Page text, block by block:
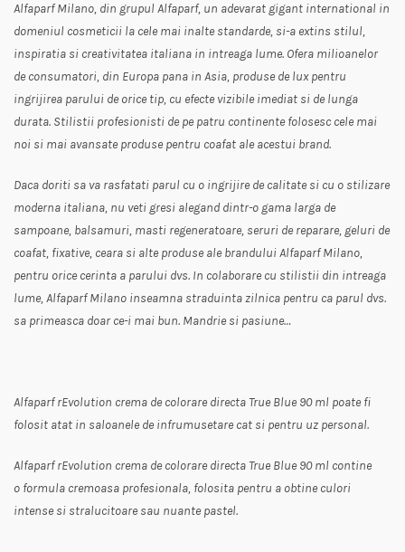
Alfaparf Milano, din grupul Alfaparf, un adevarat gigant international in
domeniul cosmeticii la cele mai inalte standarde, si-a extins stilul,
inspiratia si creativitatea italiana in intreaga lume. Ofera milioanelor
de consumatori, din Europa pana in Asia, produse de lux pentru
ingrijirea parului de orice tip, cu efecte vizibile imediat si de lunga
durata. Stilistii profesionisti de pe patru continente folosesc cele mai
noi si mai avansate produse pentru coafat ale acestui brand.
Daca doriti sa va rasfatati parul cu o ingrijire de calitate si cu o stilizare
moderna italiana, nu veti gresi alegand dintr-o gama larga de
sampoane, balsamuri, masti regeneratoare, seruri de reparare, geluri de
coafat, fixative, ceara si alte produse ale brandului Alfaparf Milano,
pentru orice cerinta a parului dvs. In colaborare cu stilistii din intreaga
lume, Alfaparf Milano inseamna straduinta zilnica pentru ca parul dvs.
sa primeasca doar ce-i mai bun. Mandrie si pasiune…
Alfaparf rEvolution crema de colorare directa True Blue 90 ml poate fi
folosit atat in saloanele de infrumusetare cat si pentru uz personal.
Alfaparf rEvolution crema de colorare directa True Blue 90 ml contine
o formula cremoasa profesionala, folosita pentru a obtine culori
intense si stralucitoare sau nuante pastel.